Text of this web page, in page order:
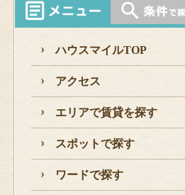
ハウスマイルTOP
アクセス
エリアで賃貸を探す
スポットで探す
ワードで探す